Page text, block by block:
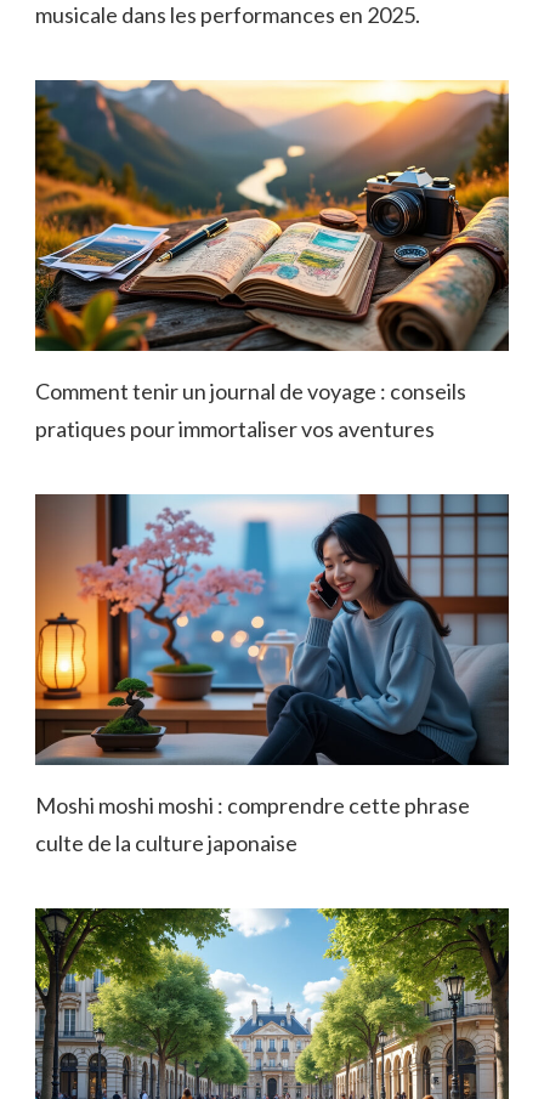
musicale dans les performances en 2025.
Comment tenir un journal de voyage : conseils
pratiques pour immortaliser vos aventures
Moshi moshi moshi : comprendre cette phrase
culte de la culture japonaise